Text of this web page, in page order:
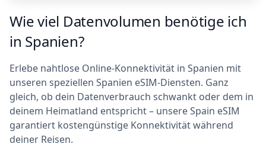
Wie viel Datenvolumen benötige ich
in Spanien?
Erlebe nahtlose Online-Konnektivität in Spanien mit
unseren speziellen Spanien eSIM-Diensten. Ganz
gleich, ob dein Datenverbrauch schwankt oder dem in
deinem Heimatland entspricht – unsere Spain eSIM
garantiert kostengünstige Konnektivität während
deiner Reisen.